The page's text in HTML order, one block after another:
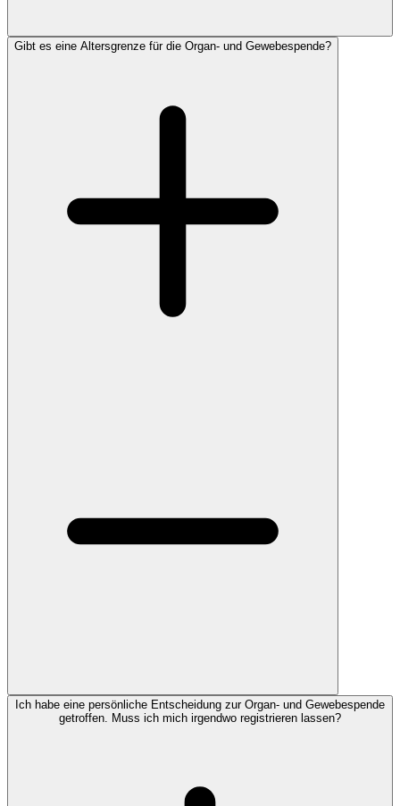
Gibt es eine Altersgrenze für die Organ- und Gewebespende?
Ich habe eine persönliche Entscheidung zur Organ- und Gewebespende
getroffen. Muss ich mich irgendwo registrieren lassen?